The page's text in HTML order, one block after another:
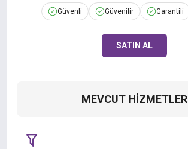
Güvenli Güvenilir Garantili
SATIN AL
MEVCUT HIZMETLER